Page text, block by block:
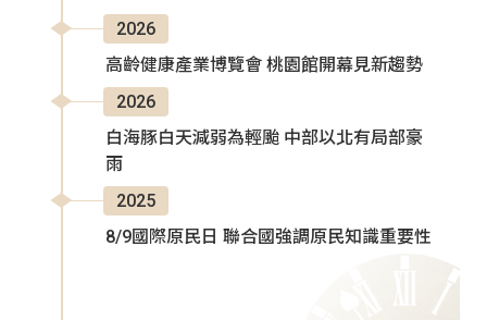
2026
高齡健康產業博覽會 桃園館開幕見新趨勢
2026
白海豚白天減弱為輕颱 中部以北有局部豪
雨
2025
8/9國際原民日 聯合國強調原民知識重要性